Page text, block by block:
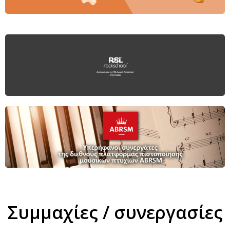
Συμμαχίες / συνεργασίες